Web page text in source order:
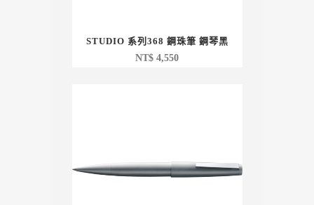
STUDIO 系列368 鋼珠筆 鋼琴黑
NT$ 4,550